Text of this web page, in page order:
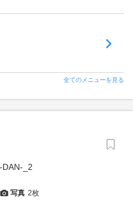
全てのメニューを見る
写真 2枚